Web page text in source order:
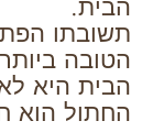
תשובתו
הטובה
הבית היא
החתול הוא